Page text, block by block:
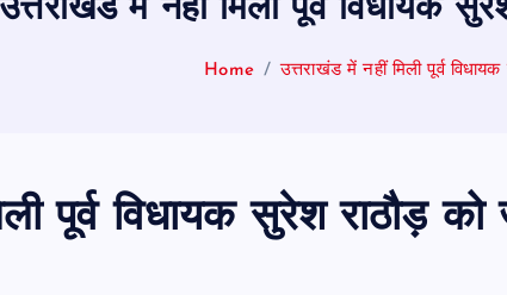
उत्तराखंड में नहीं मिली पूर्व विधायक
Home उत्तराखंड में नहीं मिली पूर्व
पूर्व विधायक सुरेश राठौड़